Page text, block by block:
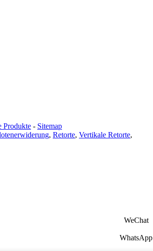
Produkte - Sitemap
, Retorte, Vertikale Retorte,
WeChat
WhatsApp